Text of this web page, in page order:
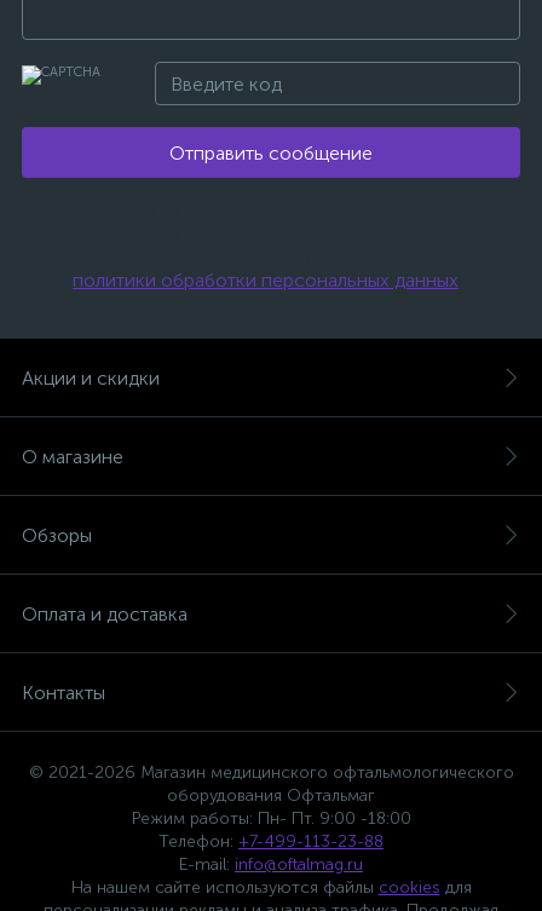
Отправить сообщение
политики обработки персональных данных
Акции и скидки
О магазине
Обзоры
Оплата и доставка
Контакты
© 2021-2026 Магазин медицинского офтальмологического
оборудования Офтальмаг
Режим работы: Пн- Пт. 9:00 -18:00
Телефон: +7-499-113-23-88
E-mail: info@oftalmag.ru
На нашем сайте используются файлы cookies для